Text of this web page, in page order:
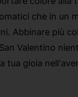
che in un
Abbinare più
Valentino
tua gioia